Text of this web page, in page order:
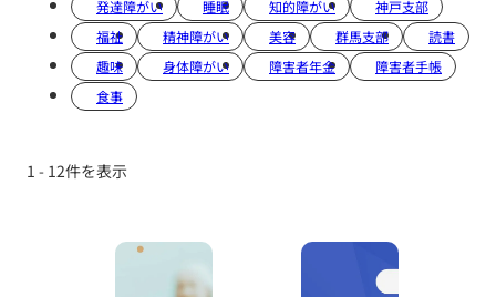
発達障がい
睡眠 知的障がい
神戸支部
福祉
精神障がい 美容 群馬支部
読書
趣味
身体障がい 障害者年金
障害者手帳
食事
1 - 12件を表示